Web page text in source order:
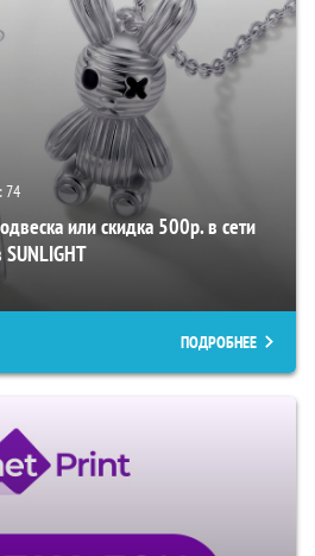
74
или скидка 500р. в сети
ПОДРОБНЕЕ